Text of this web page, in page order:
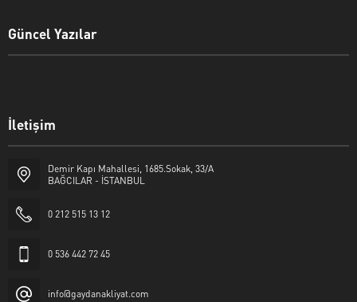
Güncel Yazılar
İletişim
Demir Kapı Mahallesi, 1685.Sokak, 33/A
BAĞCILAR - İSTANBUL
0 212 515 13 12
0 536 442 72 45
info@gaydanakliyat.com